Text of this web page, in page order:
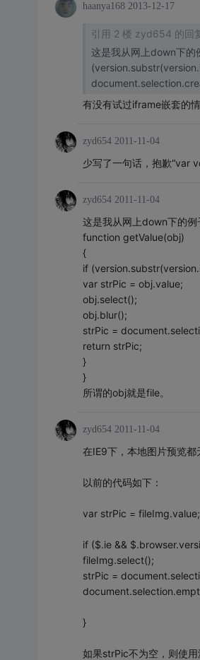
haanya168 2013-12-17
引用 2 楼 zyd654 的回
这是我从网上down下的
(version.substr(version.indexOf("MSIE") + 5,
有没有试过iframe嵌套的
zyd654 2011-11-04
少写了一句话，抱歉“var
zyd654 2011-11-04
这是我从网上down下的例
function getValue(obj)
{
if
var strPic = obj.value;
obj.select();
obj.blur();
strPic =
return strPic;
}
}
所谓的obj就是file。
zyd654 2011-11-04
在IE9下，本地图片预览都
以前的代码如下：
var strPic = fileImg.value;
if ($.ie &&
fileImg.select();
strPic =
}
如果strPic不为空，则使用